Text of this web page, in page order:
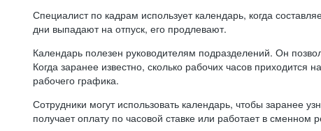
Специалист по кадрам использует календарь, когда
дни выпадают на отпуск, его продлевают.
Календарь полезен руководителям подразделений. Он
Когда заранее известно, сколько рабочих часов
рабочего графика.
Сотрудники могут использовать календарь, чтобы заранее
получает оплату по часовой ставке или работает в сменном